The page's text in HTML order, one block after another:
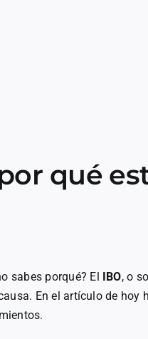
qué
sabes porqué? El IBO, o
En el artículo de hoy